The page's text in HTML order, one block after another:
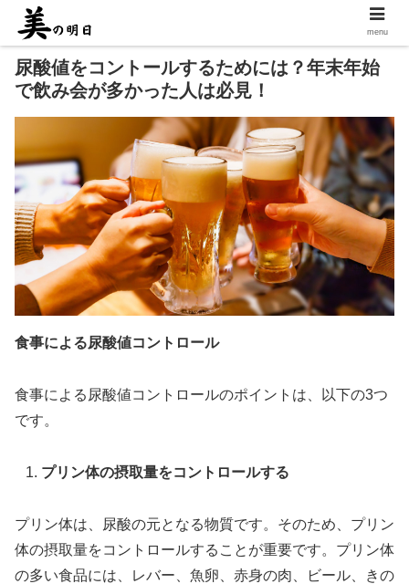
尿酸値をコントールするためには？年末年始
で飲み会が多かった人は必見！
食事による尿酸値コントロール
食事による尿酸値コントロールのポイントは、以下の3つ
です。
プリン体の摂取量をコントロールする
プリン体は、尿酸の元となる物質です。そのため、プリン
体の摂取量をコントロールすることが重要です。プリン体
の多い食品には、レバー、魚卵、赤身の肉、ビール、きの
menu